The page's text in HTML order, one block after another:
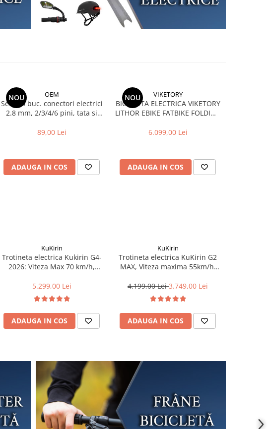
NOU OEM
Set 480 buc. conectori electrici
2.8 mm, 2/3/4/6 pini, tata si
89,00 Lei
ADAUGA IN COS
NOU VIKETORY
BICICLETA ELECTRICA VIKETORY
LITHOR EBIKE FATBIKE FOLDING
6.099,00 Lei
ADAUGA IN COS
KuKirin
Trotineta electrica Kukirin G4-
2026: Viteza Max 70 km/h,
1x2000W, Acumulator 60V 20Ah
5.299,00 Lei
ADAUGA IN COS
KuKirin
Trotineta electrica KuKirin G2
MAX, Viteza maxima 55km/h,
1000W, baterie 48V/20Ah
4.199,00 Lei3.749,00 Lei
ADAUGA IN COS